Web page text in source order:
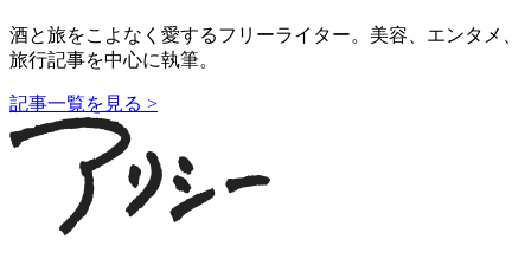
酒と旅をこよなく愛するフリーライター。美容、エンタメ、
旅行記事を中心に執筆。
記事一覧を見る >